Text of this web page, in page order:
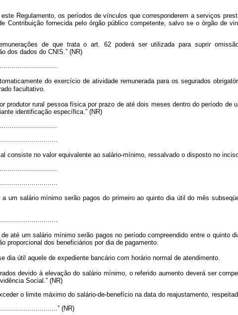
Regulamento, os períodos de vínculos que corresponderem a serviços
Contribuição fornecida pelo órgão público competente, salvo se o órgão de
de que trata o art. 62 poderá ser utilizada para suprir
dos dados do CNIS.” (NR)
do exercício de atividade remunerada para os segurados
facultativo.
produtor rural pessoa física por prazo de até dois meses dentro do período de
identificação específica.” (NR)
consiste no valor equivalente ao salário-mínimo, ressalvado o disposto no
um salário mínimo serão pagos do primeiro ao quinto dia útil do mês
até um salário mínimo serão pagos no período compreendido entre o quinto
proporcional dos beneficiários por dia de pagamento.
dia útil aquele de expediente bancário com horário normal de atendimento.
devido à elevação do salário mínimo, o referido aumento deverá ser
Social.” (NR)
o limite máximo do salário-de-benefício na data do reajustamento,
(NR)